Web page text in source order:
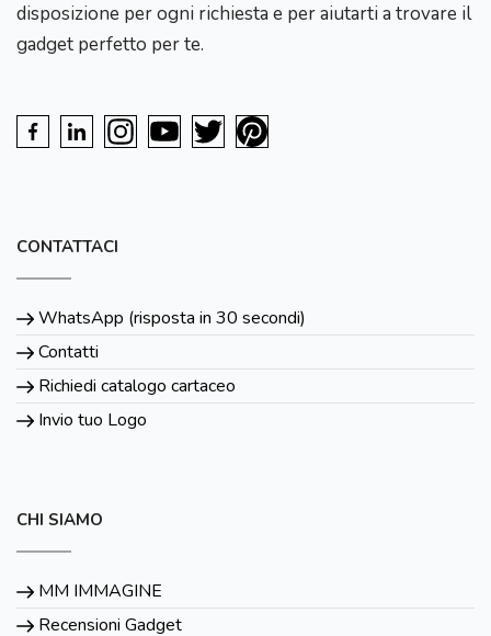
disposizione per ogni richiesta e per aiutarti a trovare il
gadget perfetto per te.
CONTATTACI
WhatsApp (risposta in 30 secondi)
Contatti
Richiedi catalogo cartaceo
Invio tuo Logo
CHI SIAMO
MM IMMAGINE
Recensioni Gadget